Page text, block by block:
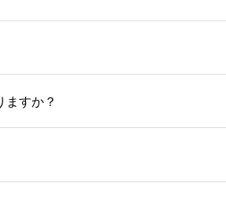
ますか？